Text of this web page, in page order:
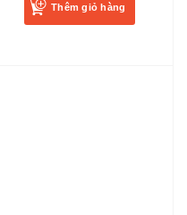
Thêm giỏ hàng